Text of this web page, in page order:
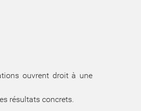
ouvrent droit à une
résultats concrets.